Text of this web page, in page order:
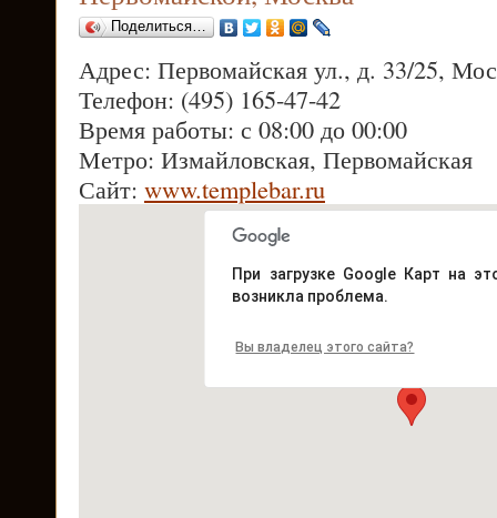
Поделиться…
Адрес: Первомайская ул., д. 33/25,
Телефон: (495) 165-47-42
Время работы: с 08:00 до 00:00
Метро: Измайловская, Первомайская
Сайт: www.templebar.ru
При загрузке Google Карт на
возникла проблема.
Вы владелец этого сайта?